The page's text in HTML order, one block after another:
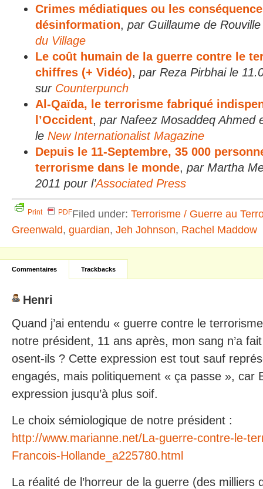
Crimes médiatiques ou les
désinformation, par Guillaume de
du Village
Le coût humain de la guerre contre le
chiffres (+ Vidéo), par Reza Pirbhai le
sur Counterpunch
Al-Qaïda, le terrorisme fabriqué
l’Occident, par Nafeez Mosaddeq Ahmed
le New Internationalist Magazine
Depuis le 11-Septembre, 35 000
terrorisme dans le monde, par Martha
2011 pour l’Associated Press
Print PDFFiled under: Terrorisme / Guerre au
Greenwald, guardian, Jeh Johnson, Rachel Maddow
Commentaires Trackbacks
Henri
Quand j’ai entendu « guerre contre le
notre président, 11 ans après, mon sang n’a
osent-ils ? Cette expression est tout sauf
engagés, mais politiquement « ça passe », car
expression jusqu’à plus soif.
Le choix sémiologique de notre président :
http://www.marianne.net/La-guerre-contre-le-
Francois-Hollande_a225780.html
La réalité de l’horreur de la guerre (des milliers